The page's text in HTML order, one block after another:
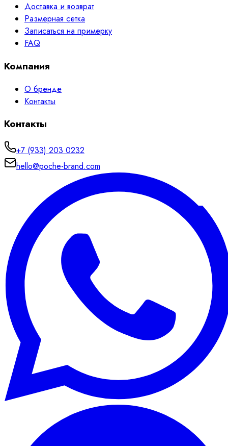
Доставка и возврат
Размерная сетка
Записаться на примерку
FAQ
Компания
О бренде
Контакты
Контакты
+7 (933) 203 0232
hello@poche-brand.com